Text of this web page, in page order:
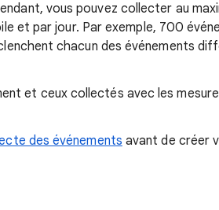
vous pouvez collecter au
et par jour. Par exemple, 700
chacun des événements
et ceux collectés avec les
des événements avant de créer